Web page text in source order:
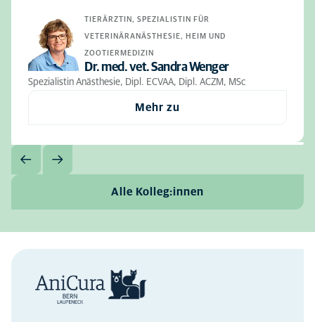
TIERÄRZTIN, SPEZIALISTIN FÜR
VETERINÄRANÄSTHESIE, HEIM UND
ZOOTIERMEDIZIN
Dr. med. vet. Sandra Wenger
Spezialistin Anästhesie, Dipl. ECVAA, Dipl. ACZM, MSc
Mehr zu
Alle Kolleg:innen